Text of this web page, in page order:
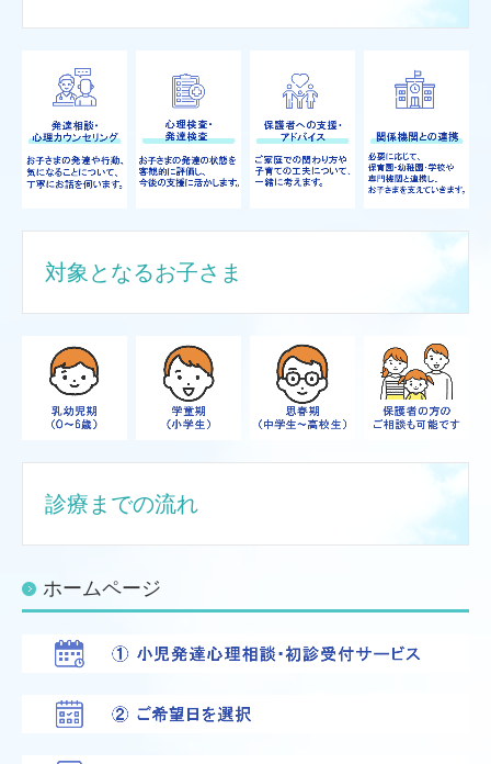
対象となるお子さま
診療までの流れ
ホームページ